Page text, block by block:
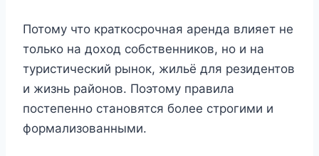
Потому что краткосрочная аренда влияет не
только на доход собственников, но и на
туристический рынок, жильё для резидентов
и жизнь районов. Поэтому правила
постепенно становятся более строгими и
формализованными.